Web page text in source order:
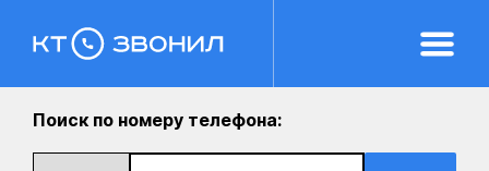
Поиск по номеру телефона: